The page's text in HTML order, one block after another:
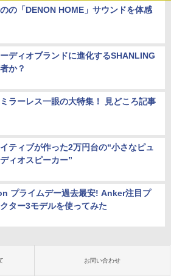
Office付｜テンキー DVD 搭載｜C
i5 第7世代 メモリ 8GB SSD 256GB
店長厳選 Lenovo ThinkPad 15.6型 Bl
PC Word Excel
29,800
生活応援 7点 セット ゲーミングPC ゲ
ミングパソコン デスクトップパソコン
RTX5060 Ryzen7 5700X Wind
B〜32GB eスポーツ ゲーム デスクトッ
プPC パソコン モニター
HD/IPS非光沢/HDMI・D-Sub15ピン/傾
調整) 【付属品：電源ケーブル・HDMI
の「DENON HOME」サウンドを体感
ディオブランドに進化するSHANLING
か？
ラーレス一眼の大特集！ 見どころ記事
ティブが作った2万円台の“小さなピュ
ィオスピーカー”
プライムデー過去最安! Anker注目プ
ター3モデルを使ってみた
お問い合わせ